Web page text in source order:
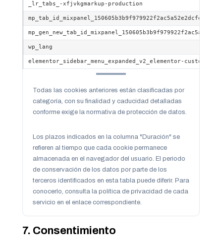
_lr_tabs_-xfjvkgmarkup-production
mp_tab_id_mixpanel_150605b3b9f979922f2ac5a52e2dcfe9
wp_lang
elementor_sidebar_menu_expanded_v2_elementor-custom-
Todas las cookies anteriores están clasificadas por
categoría, con su finalidad y caducidad detalladas
conforme exige la normativa de protección de datos.
Los plazos indicados en la columna "Duración" se
refieren al tiempo que cada cookie permanece
almacenada en el navegador del usuario. El periodo
de conservación de los datos por parte de los
terceros identificados en esta tabla puede diferir. Para
conocerlo, consulta la política de privacidad de cada
servicio en el enlace correspondiente.
7. Consentimiento